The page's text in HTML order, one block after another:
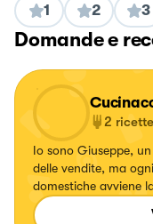
1 2 3
Domande e
2 ricette
Io sono Giuseppe,
delle vendite, ma
domestiche avviene
grembiule ed inizio a